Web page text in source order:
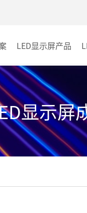
LED显示屏产品
小间距LED显示屏
室内LED显示屏
户外LED显示屏
租赁LED显示屏
显示屏